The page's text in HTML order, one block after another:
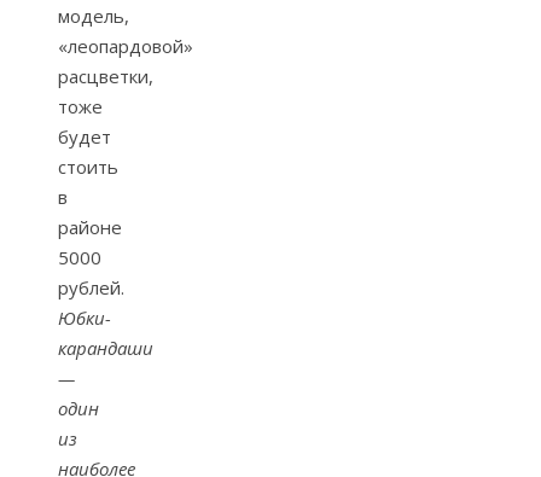
модель,
«леопардовой»
расцветки,
тоже
будет
стоить
в
районе
5000
рублей.
Юбки-
карандаши
—
один
из
наиболее